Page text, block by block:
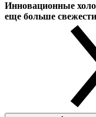
Инновационные
еще больше